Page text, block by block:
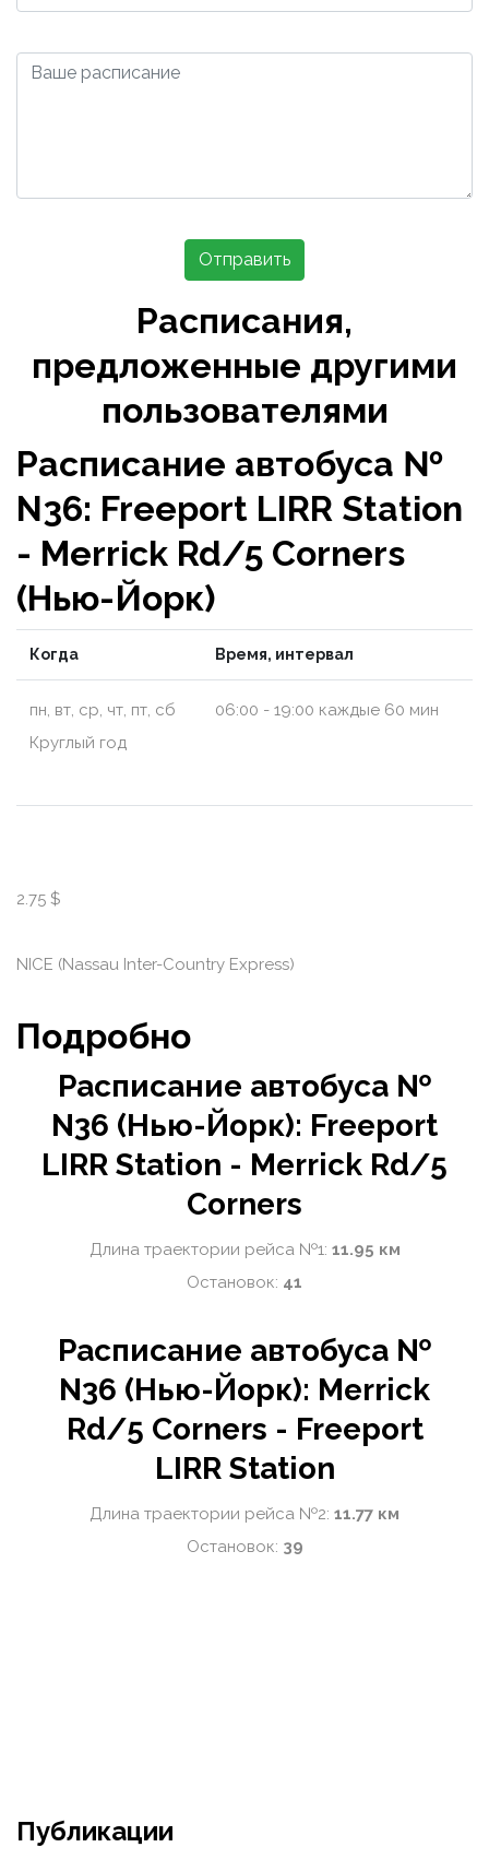
Отправить
Расписания,
предложенные другими
пользователями
Расписание автобуса №
N36: Freeport LIRR Station
- Merrick Rd/5 Corners
(Нью-Йорк)
Когда Время, интервал
пн, вт, ср, чт, пт, сб
Круглый год
06:00 - 19:00 каждые 60 мин
2.75 $
NICE (Nassau Inter-Country Express)
Подробно
Расписание автобуса №
N36 (Нью-Йорк): Freeport
LIRR Station - Merrick Rd/5
Corners
Длина траектории рейса №1: 11.95 км
Остановок: 41
Расписание автобуса №
N36 (Нью-Йорк): Merrick
Rd/5 Corners - Freeport
LIRR Station
Длина траектории рейса №2: 11.77 км
Остановок: 39
Публикации